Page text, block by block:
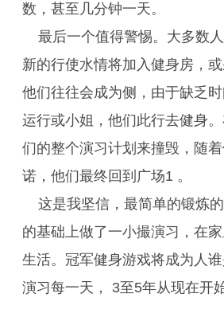
数，甚至几分钟一天。
最后一个值得警惕。大多数
新的行使水情将加入健身房，或
他们往往会成为侧，由于缺乏
运行或小姐，他们此行去健身
们的整个演习计划来撞毁，随
诺，他们最终回到广场1 。
这是我坚信，最简单的锻炼
的基础上做了一小撮演习，在
生活。冠军健身游戏将成为人
演习每一天， 3至5年从现在开